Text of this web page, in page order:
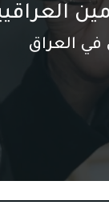
في العراق